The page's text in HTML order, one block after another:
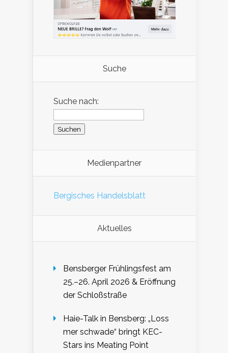
Suche
Suche nach:
Medienpartner
Bergisches Handelsblatt
Aktuelles
Bensberger Frühlingsfest am
25.–26. April 2026 & Eröffnung
der Schloßstraße
Haie-Talk in Bensberg: „Loss
mer schwade“ bringt KEC-
Stars ins Meating Point